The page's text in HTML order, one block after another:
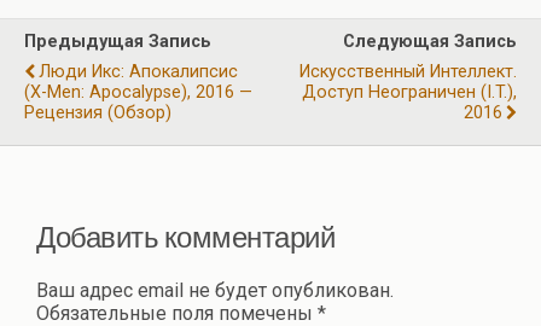
o
o
k
a
m
A
p
p
р
а
в
и
Предыдущая Запись
Люди Икс: Апокалипсис
(X-Men: Apocalypse), 2016 —
Рецензия (обзор)
Следующая Запись
Искусственный Интеллект.
Доступ Неограничен (I.T.),
2016
Добавить комментарий
Ваш адрес email не будет опубликован.
Обязательные поля помечены *